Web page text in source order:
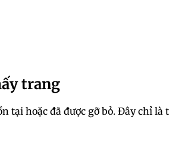
trang
tại hoặc đã được gỡ bỏ. Đây chỉ là